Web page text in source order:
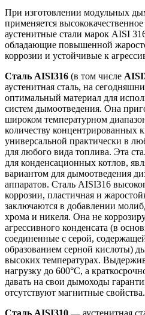
При изготовлении модульных
применяется
аустенитные стали марок AISI
обладающие повышенной
коррозии и устойчивые к
Сталь AISI316 (в том числе
аустенитная сталь, на
оптимальный материал для
систем дымоотведения. Она
широком температурном
количеству концентрированных
универсаль­ной практически в
для любого вида топлива. Эта
для конденсационных котлов,
вариантом для дымоотведения
аппаратов. Сталь AISI316
коррозии, пластичная и
заключаются в добавлении
хрома и никеля. Она не
агрессивного конденсата (в
соединенные с серой,
образованием серной кислоты)
высоких температурах.
нагрузку до 600°С, а
давать на свои дымоходы
отсутствуют магнитные свойства.
Сталь AISI310 — аустенитная